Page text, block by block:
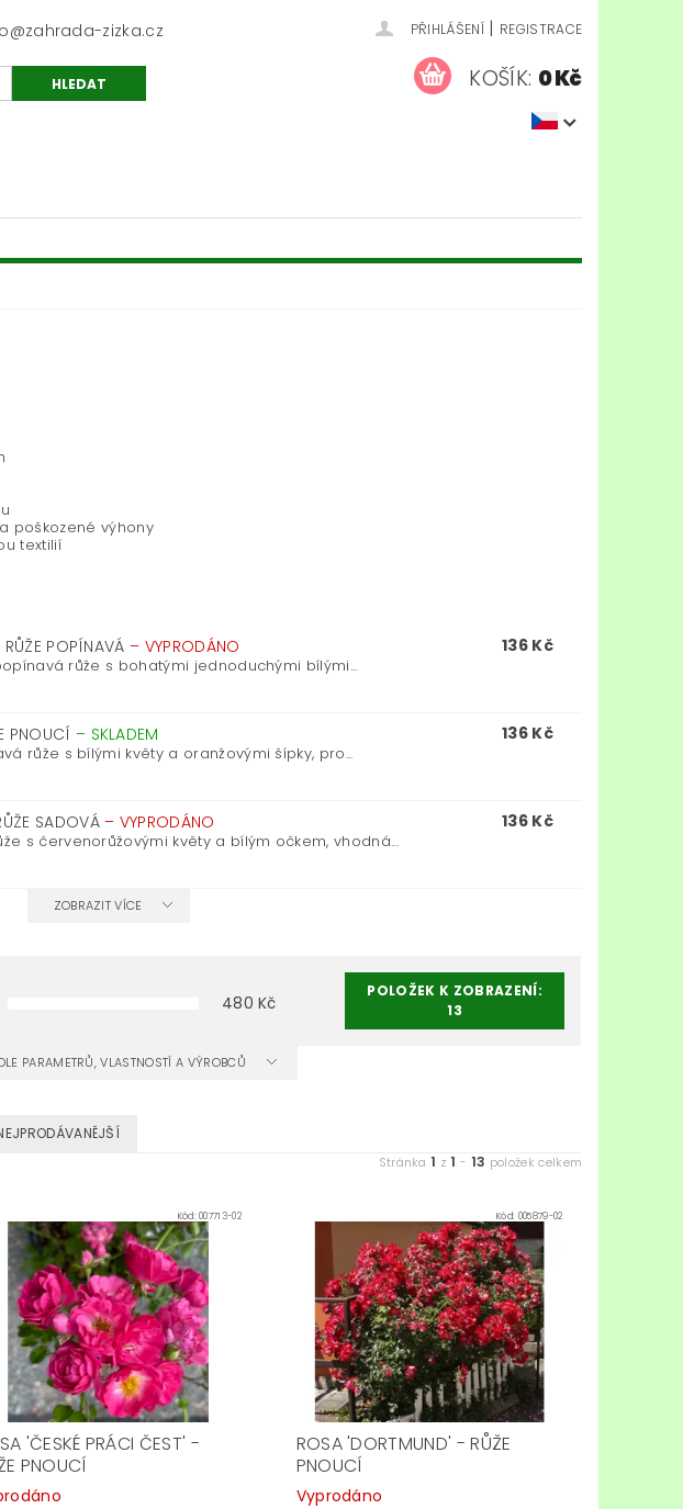
zizka.cz PŘIHLÁŠENÍ | REGISTRACE
KOŠÍK: 0 Kč
poškozené výhony
textilií
POPÍNAVÁ – VYPRODÁNO
růže s bohatými jednoduchými bílými...
136 Kč
PNOUCÍ – SKLADEM
růže s bílými květy a oranžovými šípky, pro...
136 Kč
SADOVÁ – VYPRODÁNO
s červenorůžovými květy a bílým očkem, vhodná...
136 Kč
ZOBRAZIT VÍCE
480 Kč
POLOŽEK K ZOBRAZENÍ:
13
PARAMETRŮ, VLASTNOSTÍ A VÝROBCŮ
Stránka1 z1 - 13 položek celkem
Kód:007713-02
'ČESKÉ PRÁCI ČEST' -
PNOUCÍ
Kód: 005879-02
ROSA 'DORTMUND' - RŮŽE
PNOUCÍ
Vyprodáno